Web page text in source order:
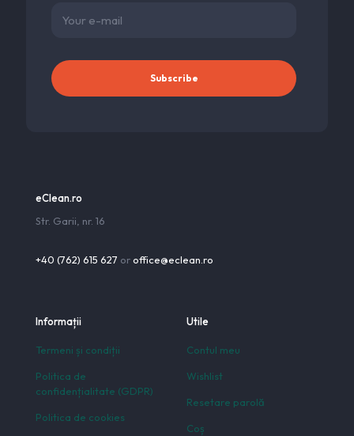
eClean.ro
Str. Garii, nr. 16
+40 (762) 615 627 oroffice@eclean.ro
Informații
Termeni și condiții
Politica de
confidențialitate (GDPR)
Politica de cookies
Utile
Contul meu
Wishlist
Resetare parolă
Coș